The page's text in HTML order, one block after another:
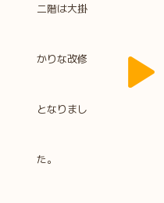
二階は大掛
かりな改修
となりまし
た。